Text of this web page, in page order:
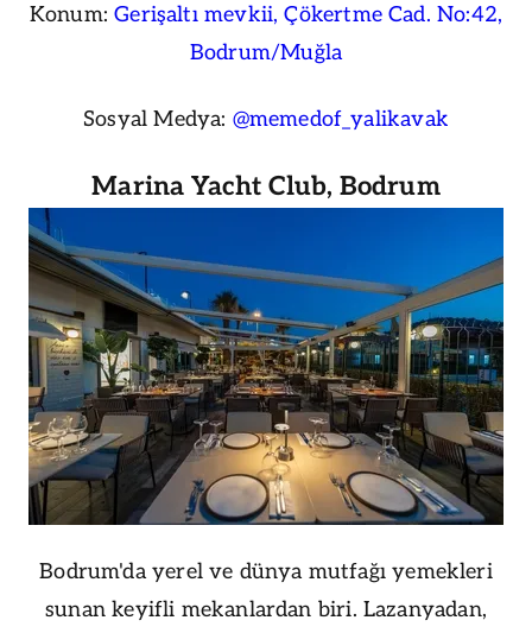
Konum:Gerişaltı mevkii, Çökertme Cad. No:42,
Bodrum/Muğla
Sosyal Medya: @memedof_yalikavak
Marina Yacht Club, Bodrum
Bodrum'da yerel ve dünya mutfağı yemekleri
sunan keyifli mekanlardan biri. Lazanyadan,